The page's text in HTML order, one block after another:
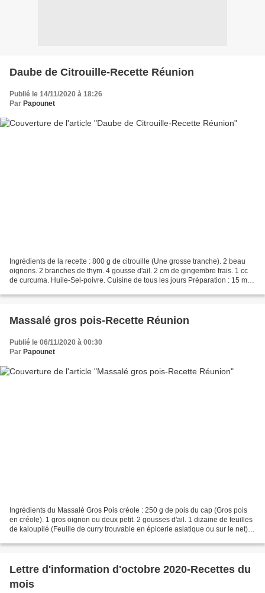
Daube de Citrouille-Recette Réunion
Publié le 14/11/2020 à 18:26
Par Papounet
Ingrédients de la recette : 800 g de citrouille (Une grosse tranche). 2 beau
oignons. 2 branches de thym. 4 gousse d'ail. 2 cm de gingembre frais. 1 cc
de curcuma. Huile-Sel-poivre. Cuisine de tous les jours Préparation : 15 min
Massalé gros pois-Recette Réunion
Publié le 06/11/2020 à 00:30
Par Papounet
Ingrédients du Massalé Gros Pois créole : 250 g de pois du cap (Gros pois
en créole). 1 gros oignon ou deux petit. 2 gousses d'ail. 1 dizaine de feuilles
de kaloupilé (Feuille de curry trouvable en épicerie asiatique ou sur le net). 1
Lettre d'information d'octobre 2020-Recettes du
mois